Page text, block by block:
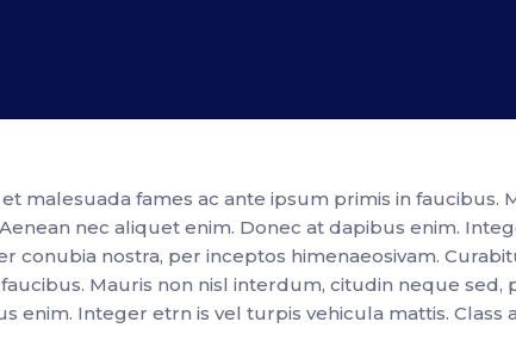
malesuada fames ac ante ipsum primis in faucibus.
nec aliquet enim. Donec at dapibus enim.
conubia nostra, per inceptos himenaeosivam.
Mauris non nisl interdum, citudin neque sed,
enim. Integer etrn is vel turpis vehicula mattis.